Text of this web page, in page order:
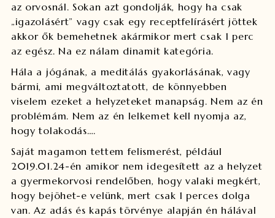
az orvosnál. Sokan azt gondolják, hogy ha csak
„igazolásért” vagy csak egy receptfelírásért jöttek
akkor ők bemehetnek akármikor mert csak 1 perc
az egész. Na ez nálam dinamit kategória.
Hála a jógának, a meditálás gyakorlásának, vagy
bármi, ami megváltoztatott, de könnyebben
viselem ezeket a helyzeteket manapság. Nem az én
problémám. Nem az én lelkemet kell nyomja az,
hogy tolakodás….
Saját magamon tettem felismerést, például
2019.01.24-én amikor nem idegesített az a helyzet
a gyermekorvosi rendelőben, hogy valaki megkért,
hogy bejöhet-e velünk, mert csak 1 perces dolga
van. Az adás és kapás törvénye alapján én hálával